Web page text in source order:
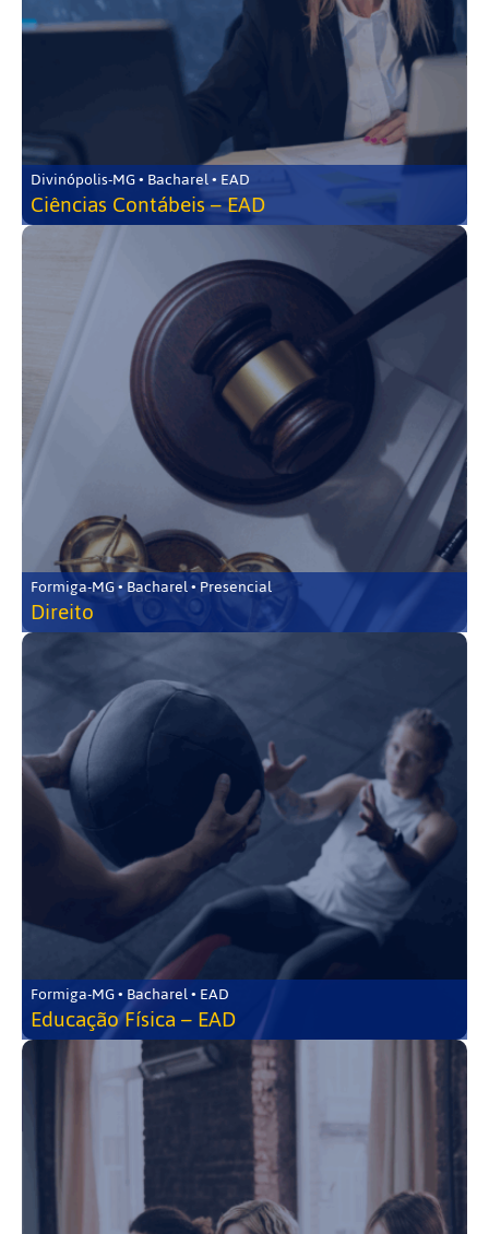
Divinópolis-MG • Bacharel • EAD
Ciências Contábeis – EAD
Formiga-MG • Bacharel • Presencial
Direito
Formiga-MG • Bacharel • EAD
Educação Física – EAD